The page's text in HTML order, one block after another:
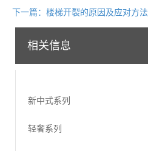
下一篇：楼梯开裂的原因及应对方法
相关信息
新中式系列
轻奢系列